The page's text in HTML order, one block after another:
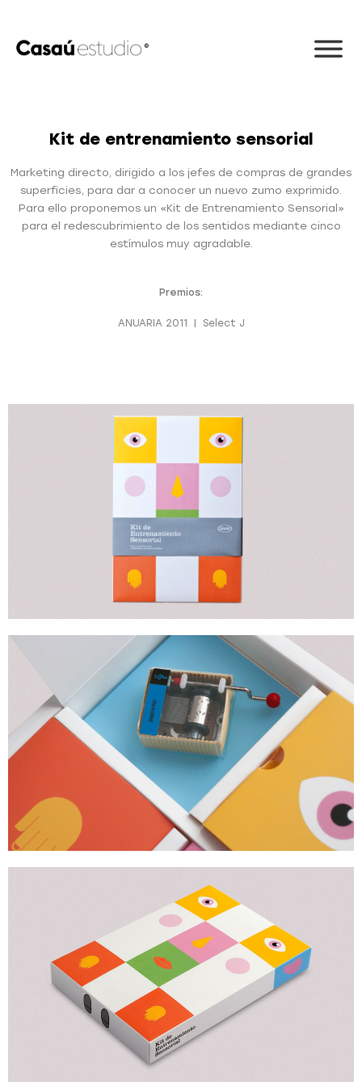
Kit de entrenamiento sensorial
Marketing directo, dirigido a los jefes de compras de grandes
superficies, para dar a conocer un nuevo zumo exprimido.
Para ello proponemos un «Kit de Entrenamiento Sensorial»
para el redescubrimiento de los sentidos mediante cinco
estímulos muy agradable.
Premios:
ANUARIA 2011 | Select J